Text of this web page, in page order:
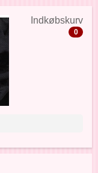
Indkøbskurv
0